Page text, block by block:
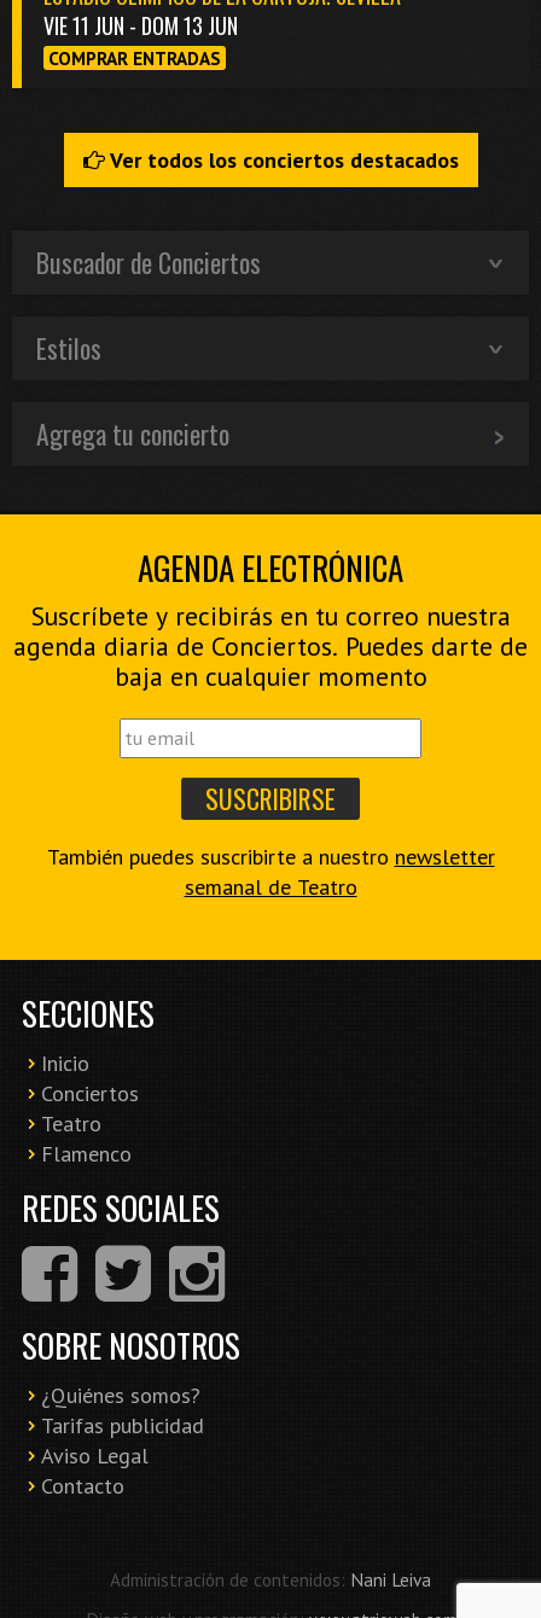
VIE 11 JUN - DOM 13 JUN
COMPRAR ENTRADAS
Ver todos los conciertos destacados
Buscador de Conciertos
Estilos
Agrega tu concierto
AGENDA ELECTRÓNICA
Suscríbete y recibirás en tu correo nuestra
agenda diaria de Conciertos. Puedes darte de
baja en cualquier momento
También puedes suscribirte a nuestro newsletter
semanal de Teatro
SECCIONES
Inicio
Conciertos
Teatro
Flamenco
REDES SOCIALES
SOBRE NOSOTROS
¿Quiénes somos?
Tarifas publicidad
Aviso Legal
Contacto
Administración de contenidos: Nani Leiva